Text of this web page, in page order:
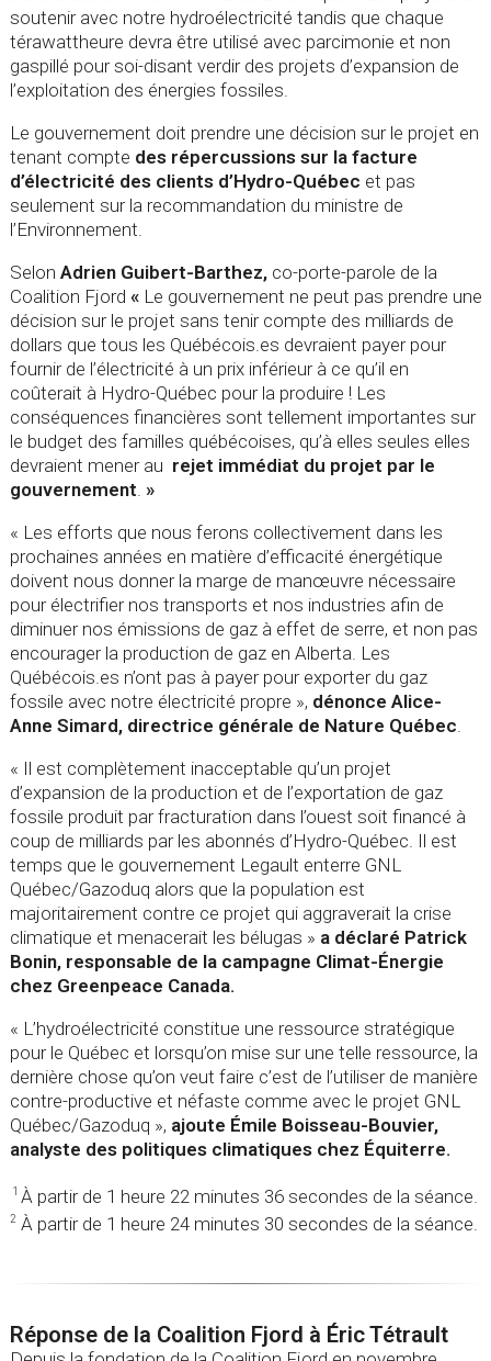
soutenir avec notre hydroélectricité tandis que chaque
térawattheure devra être utilisé avec parcimonie et non
gaspillé pour soi-disant verdir des projets d’expansion de
l’exploitation des énergies fossiles.
Le gouvernement doit prendre une décision sur le projet en
tenant compte des répercussions sur la facture
d’électricité des clients d’Hydro-Québec et pas
seulement sur la recommandation du ministre de
l’Environnement.
Selon Adrien Guibert-Barthez,co-porte-parole de la
Coalition Fjord « Le gouvernement ne peut pas prendre une
décision sur le projet sans tenir compte des milliards de
dollars que tous les Québécois.es devraient payer pour
fournir de l’électricité à un prix inférieur à ce qu’il en
coûterait à Hydro-Québec pour la produire ! Les
conséquences financières sont tellement importantes sur
le budget des familles québécoises, qu’à elles seules elles
devraient mener au rejet immédiat du projet par le
gouvernement »
« Les efforts que nous ferons collectivement dans les
prochaines années en matière d’efficacité énergétique
doivent nous donner la marge de manœuvre nécessaire
pour électrifier nos transports et nos industries afin de
diminuer nos émissions de gaz à effet de serre, et non pas
encourager la production de gaz en Alberta. Les
Québécois.es n’ont pas à payer pour exporter du gaz
fossile avec notre électricité propre », dénonce Alice-
Anne Simard, directrice générale de Nature Québec
« Il est complètement inacceptable qu’un projet
d’expansion de la production et de l’exportation de gaz
fossile produit par fracturation dans l’ouest soit financé à
coup de milliards par les abonnés d’Hydro-Québec. Il est
temps que le gouvernement Legault enterre GNL
Québec/Gazoduq alors que la population est
majoritairement contre ce projet qui aggraverait la crise
climatique et menacerait les bélugas » a déclaré Patrick
Bonin, responsable de la campagne Climat-Énergie
chez Greenpeace Canada.
« L’hydroélectricité constitue une ressource stratégique
pour le Québec et lorsqu’on mise sur une telle ressource, la
dernière chose qu’on veut faire c’est de l’utiliser de manière
contre-productive et néfaste comme avec le projet GNL
Québec/Gazoduq », ajoute Émile Boisseau-Bouvier,
analyste des politiques climatiques chez Équiterre.
1 À partir de 1 heure 22 minutes 36 secondes de la séance.
2 À partir de 1 heure 24 minutes 30 secondes de la séance.
Réponse de la Coalition Fjord à Éric Tétrault